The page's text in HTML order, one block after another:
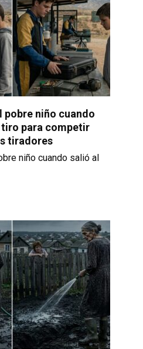
pobre niño cuando
para competir
tiradores
niño cuando salió al